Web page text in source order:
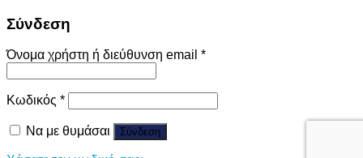
Σύνδεση
Όνομα χρήστη ή διεύθυνση email *
Κωδικός *
Να με θυμάσαι Σύνδεση